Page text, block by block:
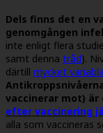
Dels finns det en
genomgången
inte enligt flera
samt denna tråd).
därtill mycket
vaccinerar mot) är
efter vaccinering
alla som vaccineras